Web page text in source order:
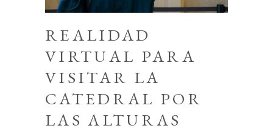
REALIDAD
VIRTUAL PARA
VISITAR LA
CATEDRAL POR
LAS ALTURAS